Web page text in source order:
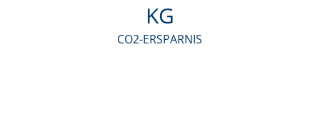
KG
CO2-ERSPARNIS